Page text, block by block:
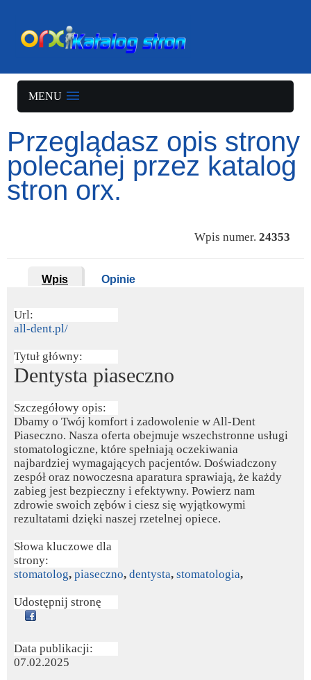
MENU
Przeglądasz opis strony
polecanej przez katalog
stron orx.
Wpis numer. 24353
Wpis Opinie
Url:
all-dent.pl/
Tytuł główny:
Dentysta piaseczno
Szczegółowy opis:
Dbamy o Twój komfort i zadowolenie w All-Dent
Piaseczno. Nasza oferta obejmuje wszechstronne usługi
stomatologiczne, które spełniają oczekiwania
najbardziej wymagających pacjentów. Doświadczony
zespół oraz nowoczesna aparatura sprawiają, że każdy
zabieg jest bezpieczny i efektywny. Powierz nam
zdrowie swoich zębów i ciesz się wyjątkowymi
rezultatami dzięki naszej rzetelnej opiece.
Słowa kluczowe dla
strony:
stomatolog, piaseczno, dentysta, stomatologia,
Udostępnij stronę
Data publikacji:
07.02.2025